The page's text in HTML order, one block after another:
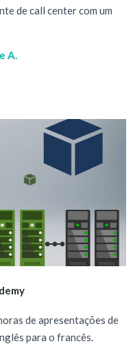
de call center com um
A.
de apresentações de
para o francês.